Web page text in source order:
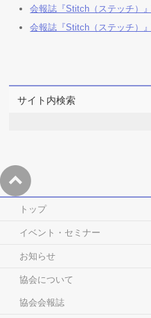
会報誌『Stitch（ステッチ）
会報誌『Stitch（ステッチ）
サイト内検索
トップ
イベント・セミナー
お知らせ
協会について
協会会報誌